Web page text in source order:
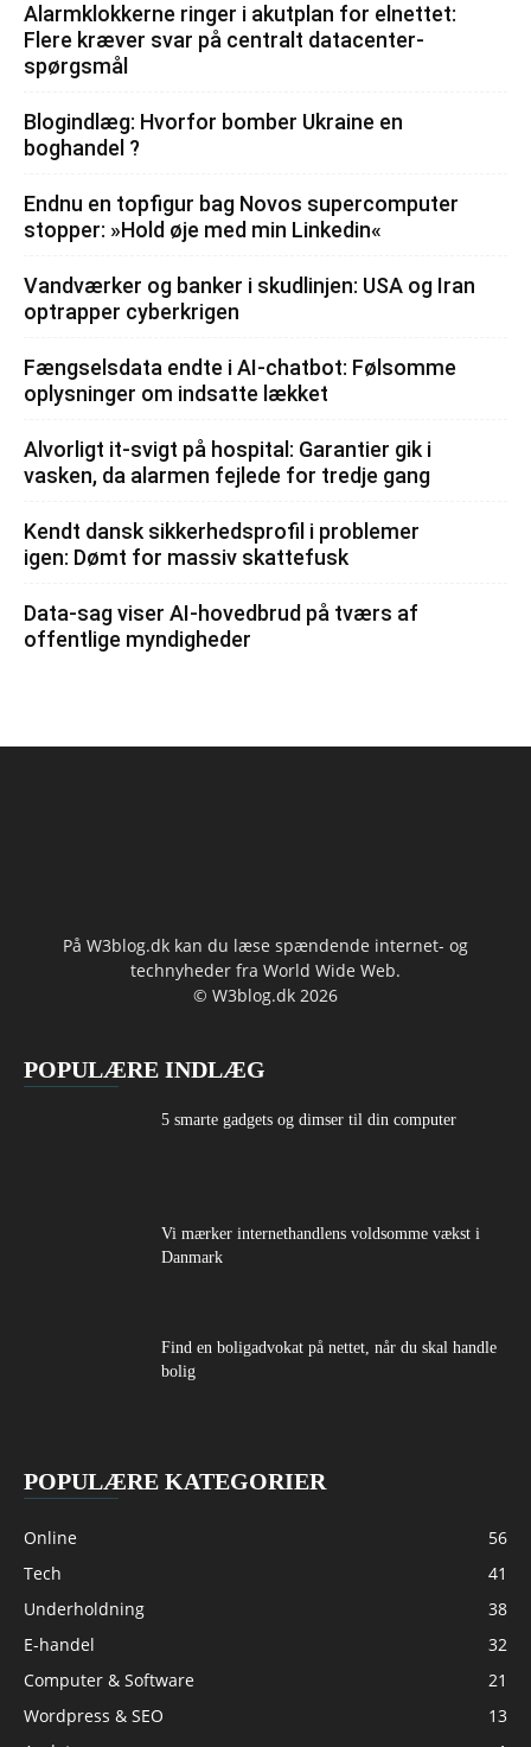
Alarmklokkerne ringer i akutplan for elnettet:
Flere kræver svar på centralt datacenter-
spørgsmål
Blogindlæg: Hvorfor bomber Ukraine en
boghandel ?
Endnu en topfigur bag Novos supercomputer
stopper: »Hold øje med min Linkedin«
Vandværker og banker i skudlinjen: USA og Iran
optrapper cyberkrigen
Fængselsdata endte i AI-chatbot: Følsomme
oplysninger om indsatte lækket
Alvorligt it-svigt på hospital: Garantier gik i
vasken, da alarmen fejlede for tredje gang
Kendt dansk sikkerhedsprofil i problemer
igen: Dømt for massiv skattefusk
Data-sag viser AI-hovedbrud på tværs af
offentlige myndigheder
På W3blog.dk kan du læse spændende internet- og
technyheder fra World Wide Web.
© W3blog.dk 2026
POPULÆRE INDLÆG
5 smarte gadgets og dimser til din computer
Vi mærker internethandlens voldsomme vækst i
Danmark
Find en boligadvokat på nettet, når du skal handle
bolig
POPULÆRE KATEGORIER
Online
56
Tech
41
Underholdning
38
E-handel
32
Computer & Software
21
Wordpress & SEO
13